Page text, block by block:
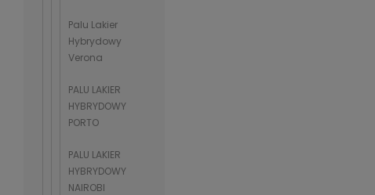
Palu Lakier
Hybrydowy
Verona
PALU LAKIER
HYBRYDOWY
PORTO
PALU LAKIER
HYBRYDOWY
NAIROBI